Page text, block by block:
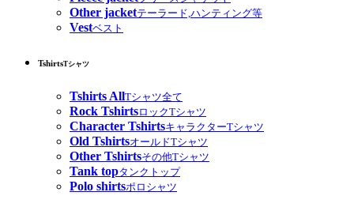
Other jacketテーラード,ハンティング等
Vestベスト
TshirtsTシャツ
Tshirts AllTシャツ全て
Rock TshirtsロックTシャツ
Character TshirtsキャラクターTシャツ
Old TshirtsオールドTシャツ
Other Tshirtsその他Tシャツ
Tank topタンクトップ
Polo shirtsポロシャツ